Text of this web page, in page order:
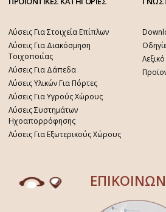
Λύσεις Για Στοιχεία Επίπλων
Λύσεις Για Διακόσμηση
Τοιχοποιίας
Λύσεις Για Δάπεδα
Λύσεις Υλικών Για Πόρτες
Λύσεις Για Υγρούς Χώρους
Λύσεις Συστημάτων
Ηχοαπορρόφησης
Λύσεις Για Εξωτερικούς Χώρους